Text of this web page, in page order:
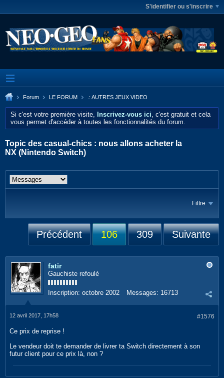
S'identifier ou s'inscrire
Forum LE FORUM .: AUTRES JEUX VIDEO
Si c'est votre première visite, Inscrivez-vous ici, c'est gratuit et cela
vous permet d'accéder à toutes les fonctionnalités du forum.
Topic des casual-chics : nous allons acheter la
NX (Nintendo Switch)
Filtre
Précédent 106 309 Suivante
fatir
Gauchiste refoulé
Inscription: octobre 2002 Messages: 16713
#1576
12 avril 2017, 17h58
Ce prix de reprise !
Le vendeur doit te demander de livrer ta Switch directement à son
futur client pour ce prix là, non ?